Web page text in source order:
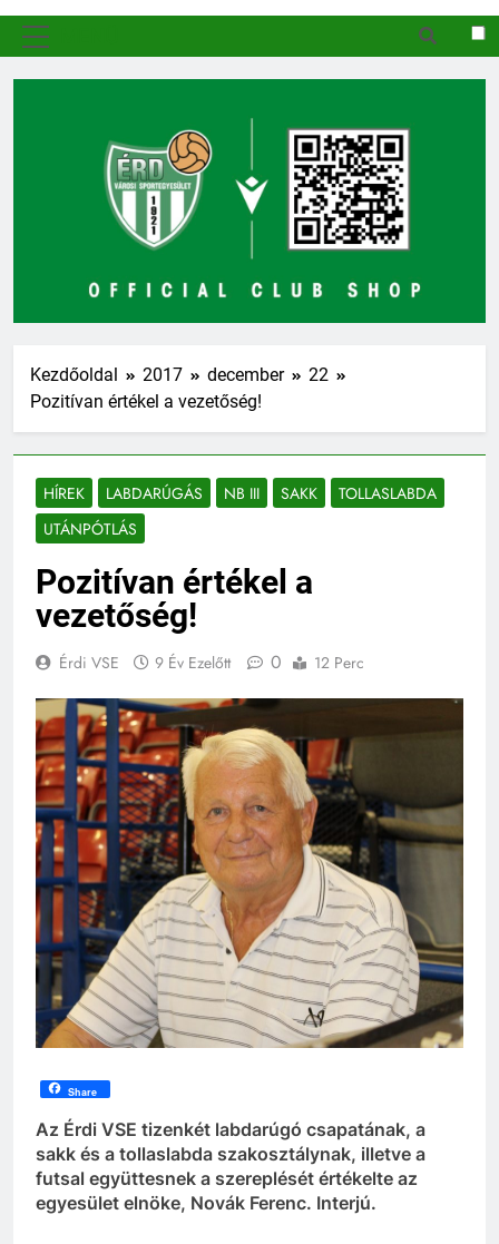
Kezdőoldal 2017 december
22
Pozitívan értékel a vezetőség!
HÍREK LABDARÚGÁS NB III SAKK
TOLLASLABDA
UTÁNPÓTLÁS
Pozitívan értékel a
vezetőség!
Érdi VSE 9 Év Ezelőtt 0 12 Perc
Share
Az Érdi VSE tizenkét labdarúgó csapatának, a
sakk és a tollaslabda szakosztálynak, illetve a
futsal együttesnek a szereplését értékelte az
egyesület elnöke, Novák Ferenc. Interjú.